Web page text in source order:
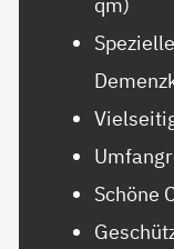
Schöne